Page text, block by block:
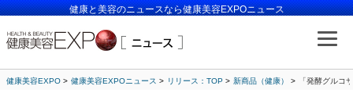
健康と美容のニュースなら健康美容EXPOニュース
健康美容EXPO 健康美容EXPOニュース リリース：TOP 新商品（健康） 「発酵グルコ